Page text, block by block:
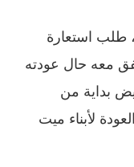
طلب استعارة
معه حال عودته
بداية من
لأبناء ميت